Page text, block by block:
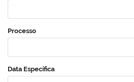
Processo
Data Específica